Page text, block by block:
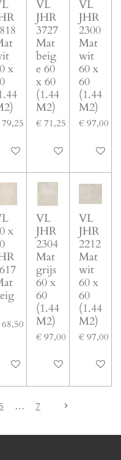
x
In winkelwagen
VL
JHR
3727
Mat
beig
e 60
x 60
(1.44
M2)
€ 71,25
In winkelwagen
VL
JHR
2300
Mat
wit
60 x
60
(1.44
M2)
€ 97,00
In
x
In winkelwagen
VL
JHR
2304
Mat
grijs
60 x
60
(1.44
M2)
€ 97,00
In winkelwagen
VL
JHR
2212
Mat
wit
60 x
60
(1.44
M2)
€ 97,00
In
5 7